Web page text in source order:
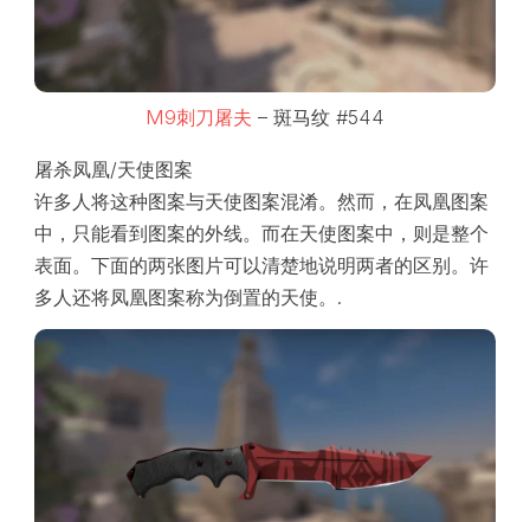
M9刺刀屠夫 – 斑马纹 #544
屠杀凤凰/天使图案
许多人将这种图案与天使图案混淆。然而，在凤凰图案
中，只能看到图案的外线。而在天使图案中，则是整个
表面。下面的两张图片可以清楚地说明两者的区别。许
多人还将凤凰图案称为倒置的天使。.